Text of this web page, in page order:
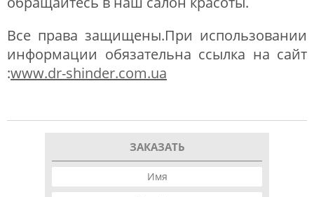
Все права защищены.При использовании
информации обязательна ссылка на сайт
:www.dr-shinder.com.ua
ЗАКАЗАТЬ